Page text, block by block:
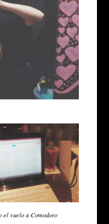
vuelo a Comodoro